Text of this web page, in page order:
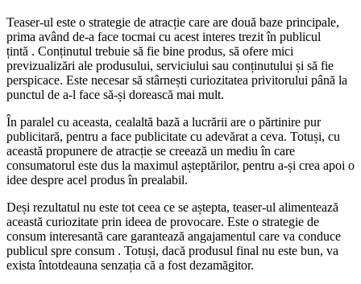
Teaser-ul este o strategie de atracție care are două baze principale,
prima având de-a face tocmai cu acest interes trezit în publicul
țintă . Conținutul trebuie să fie bine produs, să ofere mici
previzualizări ale produsului, serviciului sau conținutului și să fie
perspicace. Este necesar să stârnești curiozitatea privitorului până la
punctul de a-l face să-și dorească mai mult.
În paralel cu aceasta, cealaltă bază a lucrării are o părtinire pur
publicitară, pentru a face publicitate cu adevărat a ceva. Totuși, cu
această propunere de atracție se creează un mediu în care
consumatorul este dus la maximul așteptărilor, pentru a-și crea apoi o
idee despre acel produs în prealabil.
Deși rezultatul nu este tot ceea ce se aștepta, teaser-ul alimentează
această curiozitate prin ideea de provocare. Este o strategie de
consum interesantă care garantează angajamentul care va conduce
publicul spre consum . Totuși, dacă produsul final nu este bun, va
exista întotdeauna senzația că a fost dezamăgitor.